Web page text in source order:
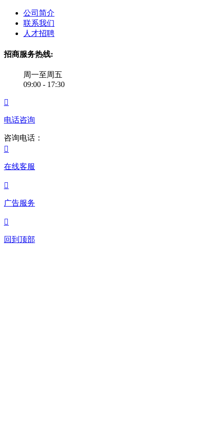
公司简介
联系我们
人才招聘
招商服务热线:
周一至周五
09:00 - 17:30

电话咨询
咨询电话：

在线客服

广告服务

回到顶部